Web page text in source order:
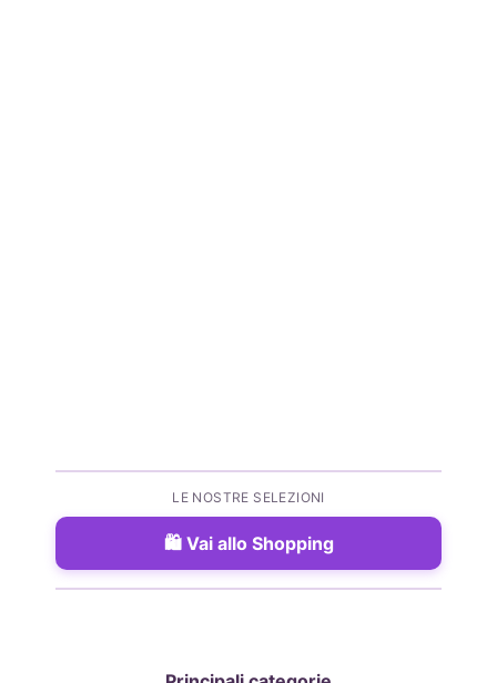
LE NOSTRE SELEZIONI
Vai allo Shopping